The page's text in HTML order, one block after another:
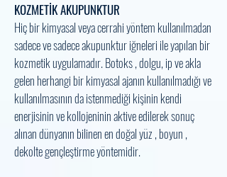
KOZMETİK AKUPUNKTUR
Hiç bir kimyasal veya cerrahi yöntem kullanılmadan
sadece ve sadece akupunktur iğneleri ile yapılan bir
kozmetik uygulamadır. Botoks , dolgu, ip ve akla
gelen herhangi bir kimyasal ajanın kullanılmadığı ve
kullanılmasının da istenmediği kişinin kendi
enerjisinin ve kollojeninin aktive edilerek sonuç
alınan dünyanın bilinen en doğal yüz , boyun ,
dekolte gençleştirme yöntemidir.